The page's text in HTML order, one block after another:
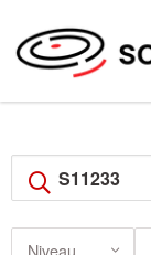
Niveau